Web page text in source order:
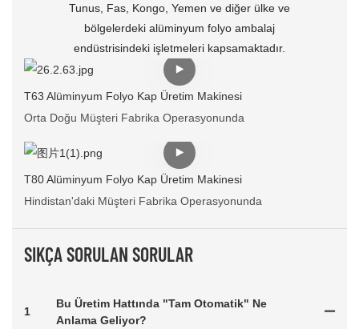
Tunus, Fas, Kongo, Yemen ve diğer ülke ve
bölgelerdeki alüminyum folyo ambalaj
endüstrisindeki işletmeleri kapsamaktadır.
T63 Alüminyum Folyo Kap Üretim Makinesi
Orta Doğu Müşteri Fabrika Operasyonunda
T80 Alüminyum Folyo Kap Üretim Makinesi
Hindistan'daki Müşteri Fabrika Operasyonunda
SIKÇA SORULAN SORULAR
1
Bu Üretim Hattında "tam Otomatik" Ne
Anlama Geliyor?